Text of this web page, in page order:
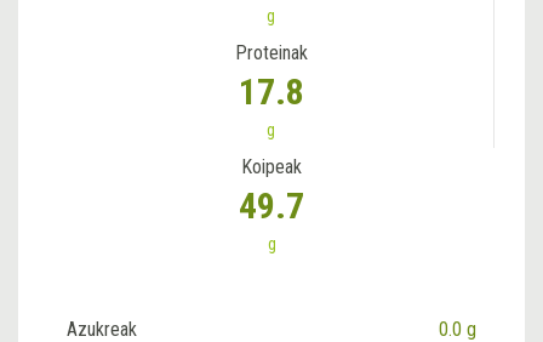
g
Proteinak
17.8
g
Koipeak
49.7
g
Azukreak
0.0 g